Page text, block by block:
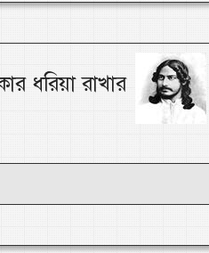
ধরিয়া রাখার